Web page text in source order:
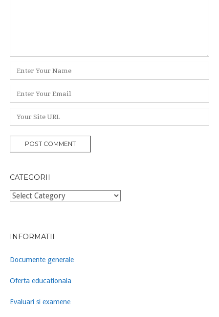
CATEGORII
Categorii
INFORMATII
Documente generale
Oferta educationala
Evaluari si examene